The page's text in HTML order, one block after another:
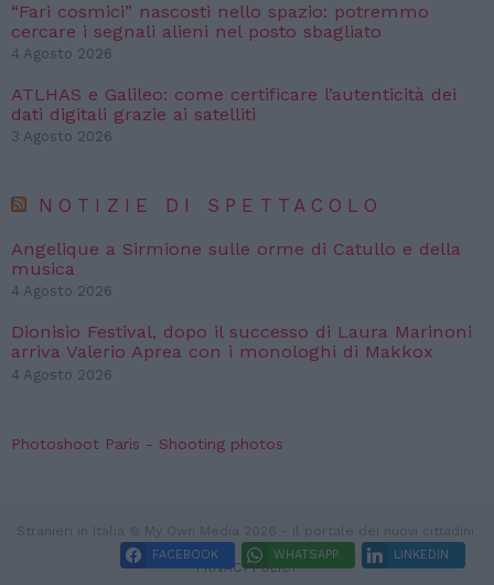
“Fari cosmici” nascosti nello spazio: potremmo
cercare i segnali alieni nel posto sbagliato
4 Agosto 2026
ATLHAS e Galileo: come certificare l’autenticità dei
dati digitali grazie ai satelliti
3 Agosto 2026
NOTIZIE DI SPETTACOLO
Angelique a Sirmione sulle orme di Catullo e della
musica
4 Agosto 2026
Dionisio Festival, dopo il successo di Laura Marinoni
arriva Valerio Aprea con i monologhi di Makkox
4 Agosto 2026
Photoshoot Paris - Shooting photos
PRIVACY POLICY
FACEBOOK WHATSAPP LINKEDIN